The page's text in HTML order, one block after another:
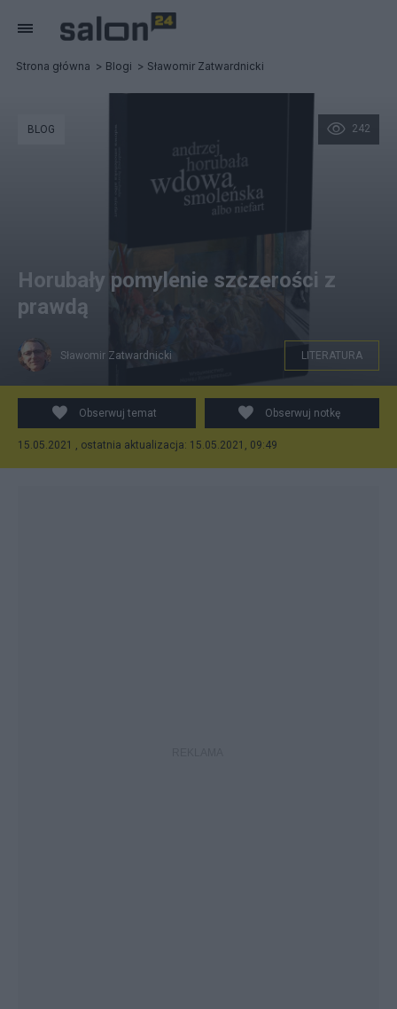
Strona główna Blogi Sławomir Zatwardnicki
Źródło zdjęcia: strona wydawcy
242
BLOG
Horubały pomylenie szczerości z
prawdą
Sławomir Zatwardnicki LITERATURA
Obserwuj temat Obserwuj notkę
15.05.2021 , ostatnia aktualizacja: 15.05.2021, 09:49